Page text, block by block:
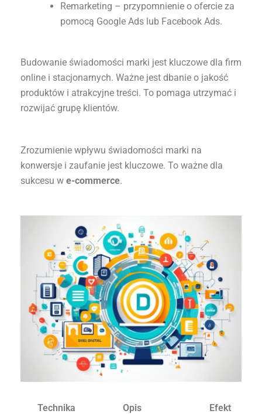
Remarketing – przypomnienie o ofercie za
pomocą Google Ads lub Facebook Ads.
Budowanie świadomości marki jest kluczowe dla firm
online i stacjonarnych. Ważne jest dbanie o jakość
produktów i atrakcyjne treści. To pomaga utrzymać i
rozwijać grupę klientów.
Zrozumienie wpływu świadomości marki na
konwersje i zaufanie jest kluczowe. To ważne dla
sukcesu w e-commerce.
Technika Opis Efekt